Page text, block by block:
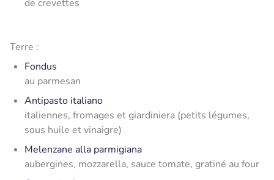
de crevettes
Terre :
Fondus
au parmesan
Antipasto italiano
italiennes, fromages et giardiniera (petits légumes,
sous huile et vinaigre)
Melenzane alla parmigiana
aubergines, mozzarella, sauce tomate, gratiné au four